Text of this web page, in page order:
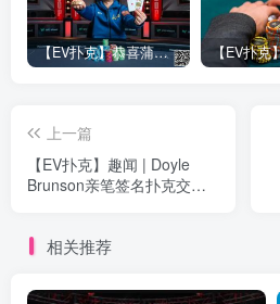
【EV扑克】恭喜蒲蔚然赛事#65夺冠，收获国人2023WSOP第六条金手链，奖金93万刀！
上一篇
【EV扑克】趣闻 | Doyle
Brunson亲笔签名扑克交易
相关推荐